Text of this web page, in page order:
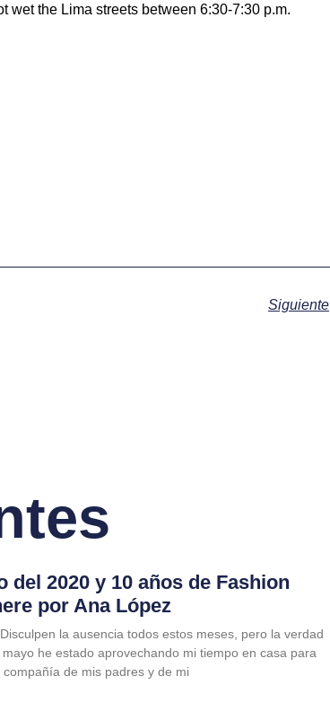
wet the Lima streets between 6:30-7:30 p.m.
Siguiente
del 2020 y 10 años de Fashion
por Ana López
la ausencia todos estos meses, pero la verdad
he estado aprovechando mi tiempo en casa para
de mis padres y de mi